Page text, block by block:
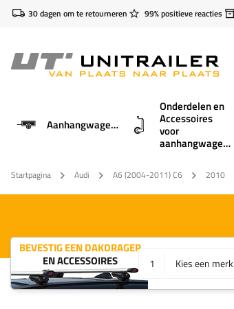
30 dagen om te retourneren 99% positieve reacties
Aanhangwagens
Onderdelen en
Accessoires
voor
aanhangwagens
Startpagina Audi A6 (2004-2011) C6 2010
BEVESTIG EEN DAKDRAGER
EN ACCESSOIRES
1 Kies een merk